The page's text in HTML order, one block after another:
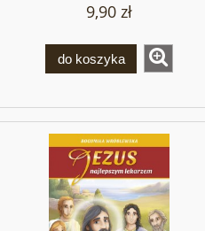
9,90 zł
do koszyka